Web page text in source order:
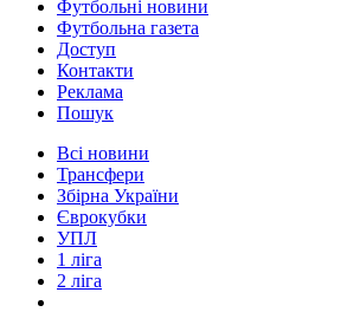
Футбольні новини
Футбольна газета
Доступ
Контакти
Реклама
Пошук
Всі новини
Трансфери
Збірна України
Єврокубки
УПЛ
1 ліга
2 ліга